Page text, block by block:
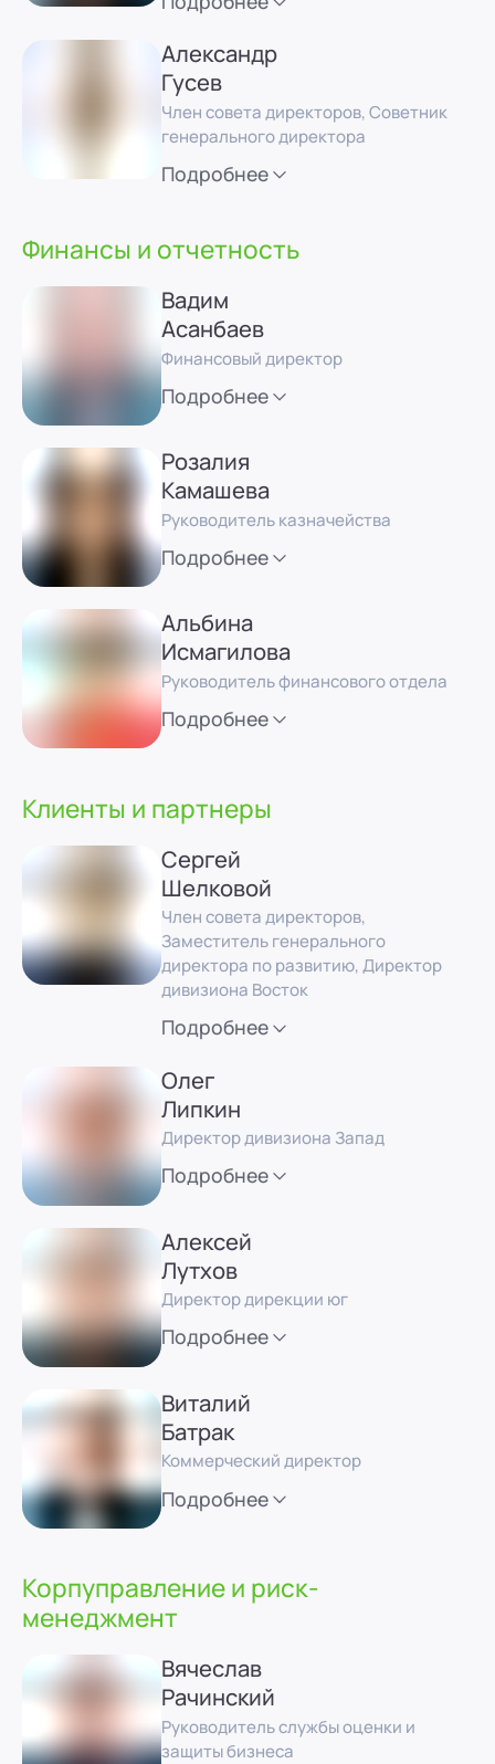
Александр
Гусев
Член совета директоров, Советник
генерального директора
Подробнее
Финансы и отчетность
Вадим
Асанбаев
Финансовый директор
Подробнее
Розалия
Камашева
Руководитель казначейства
Подробнее
Альбина
Исмагилова
Руководитель финансового отдела
Подробнее
Клиенты и партнеры
Сергей
Шелковой
Член совета директоров,
Заместитель генерального
директора по развитию, Директор
дивизиона Восток
Подробнее
Олег
Липкин
Директор дивизиона Запад
Подробнее
Алексей
Лутхов
Директор дирекции юг
Подробнее
Виталий
Батрак
Коммерческий директор
Подробнее
Корпуправление и риск-
менеджмент
Вячеслав
Рачинский
Руководитель службы оценки и
защиты бизнеса